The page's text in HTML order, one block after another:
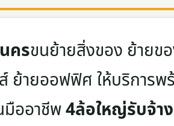
ครขนย้ายสิ่งของ ย้ายข
ส์ ย้ายออฟฟิศ ให้บริกา
มืออาชีพ4ล้อใหญ่รับจ้า